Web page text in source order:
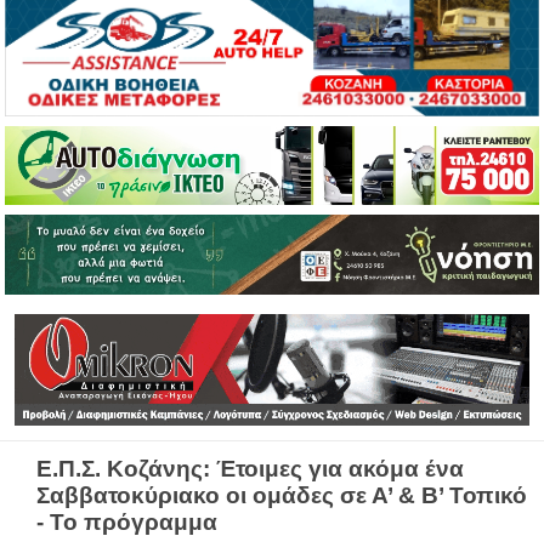
Ε.Π.Σ. Κοζάνης: Έτοιμες για ακόμα ένα
Σαββατοκύριακο οι ομάδες σε Α’ & Β’ Τοπικό
- Το πρόγραμμα